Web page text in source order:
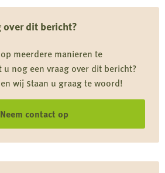
over dit bericht?
meerdere manieren te
nog een vraag over dit bericht?
wij staan u graag te woord!
Neem contact op